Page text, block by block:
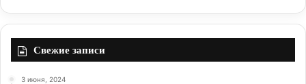
Свежие записи
3 июня, 2024